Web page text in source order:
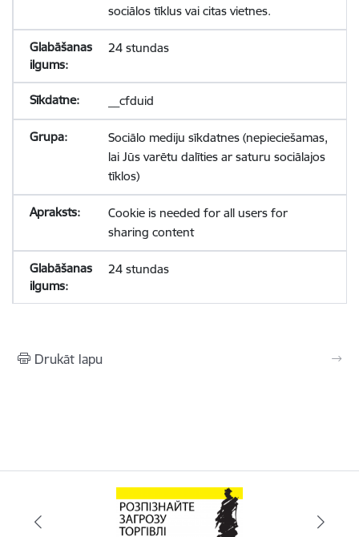
sociālos tīklus vai citas vietnes.
24 stundas
__cfduid
Sociālo mediju sīkdatnes (nepieciešamas,
lai Jūs varētu dalīties ar saturu sociālajos
tīklos)
Cookie is needed for all users for
sharing content
24 stundas
Drukāt lapu